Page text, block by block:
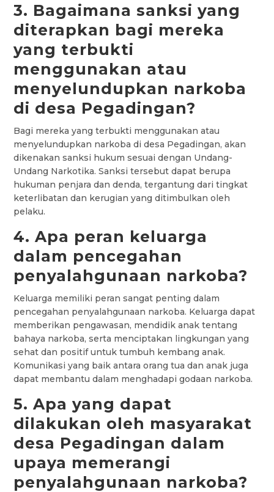
3. Bagaimana sanksi yang
diterapkan bagi mereka
yang terbukti
menggunakan atau
menyelundupkan narkoba
di desa Pegadingan?
Bagi mereka yang terbukti menggunakan atau
menyelundupkan narkoba di desa Pegadingan, akan
dikenakan sanksi hukum sesuai dengan Undang-
Undang Narkotika. Sanksi tersebut dapat berupa
hukuman penjara dan denda, tergantung dari tingkat
keterlibatan dan kerugian yang ditimbulkan oleh
pelaku.
4. Apa peran keluarga
dalam pencegahan
penyalahgunaan narkoba?
Keluarga memiliki peran sangat penting dalam
pencegahan penyalahgunaan narkoba. Keluarga dapat
memberikan pengawasan, mendidik anak tentang
bahaya narkoba, serta menciptakan lingkungan yang
sehat dan positif untuk tumbuh kembang anak.
Komunikasi yang baik antara orang tua dan anak juga
dapat membantu dalam menghadapi godaan narkoba.
5. Apa yang dapat
dilakukan oleh masyarakat
desa Pegadingan dalam
upaya memerangi
penyalahgunaan narkoba?